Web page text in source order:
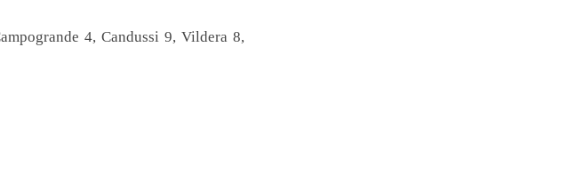
4, Candussi 9, Vildera 8,